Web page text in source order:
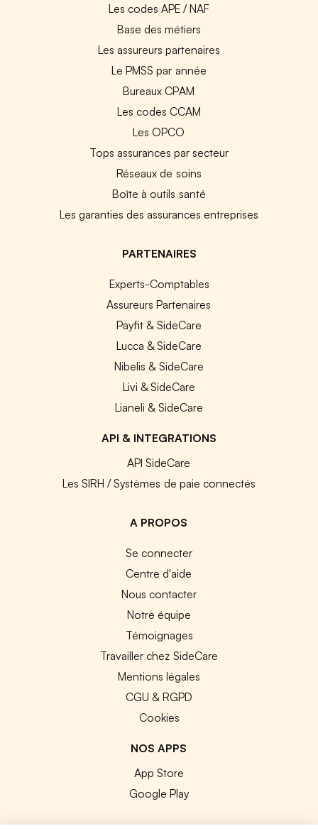
Les codes APE / NAF
Base des métiers
Les assureurs partenaires
Le PMSS par année
Bureaux CPAM
Les codes CCAM
Les OPCO
Tops assurances par secteur
Réseaux de soins
Boîte à outils santé
Les garanties des assurances entreprises
PARTENAIRES
Experts-Comptables
Assureurs Partenaires
Payfit & SideCare
Lucca & SideCare
Nibelis & SideCare
Livi & SideCare
Lianeli & SideCare
API & INTEGRATIONS
API SideCare
Les SIRH / Systèmes de paie connectés
A PROPOS
Se connecter
Centre d'aide
Nous contacter
Notre équipe
Témoignages
Travailler chez SideCare
Mentions légales
CGU & RGPD
Cookies
NOS APPS
App Store
Google Play